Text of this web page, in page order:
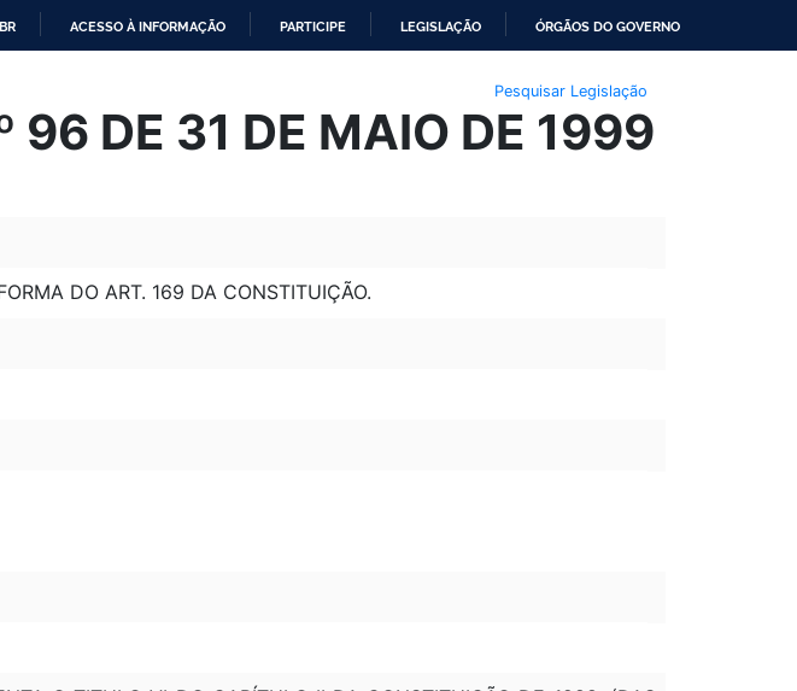
ACESSO À INFORMAÇÃO PARTICIPE LEGISLAÇÃO ÓRGÃOS DO GOVERNO
Pesquisar Legislação
96 DE 31 DE MAIO DE 1999
DO ART. 169 DA CONSTITUIÇÃO.